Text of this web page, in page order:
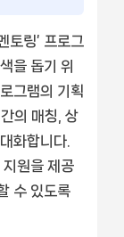
토링’ 프로그
을 돕기 위
그램의 기획
의 매칭, 상
화합니다.
지원을 제공
수 있도록